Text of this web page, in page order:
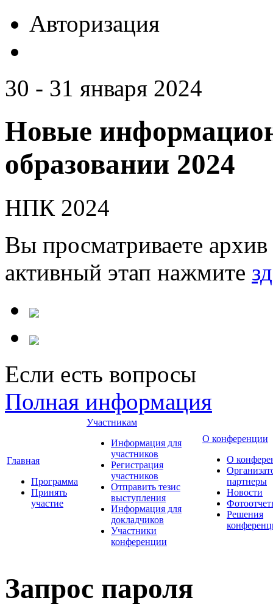
Авторизация
30 - 31 января 2024
Новые
образовании 2024
НПК 2024
Вы просматриваете
активный этап нажмите
Если есть вопросы
Полная информация
Главная
Программа
Принять
участие
Участникам
Информация для
участников
Регистрация
участников
Отправить тезис
выступления
Информация для
докладчиков
Участники
конференции
О конференции
О
партнеры
Новости
Решения
Запрос пароля